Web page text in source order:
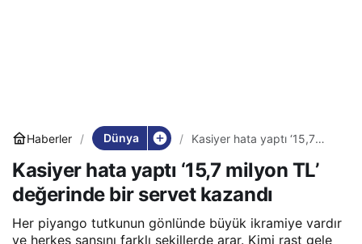
Haberler Dünya
Kasiyer hata yaptı ‘15,7
servet kazandı
Kasiyer hata yaptı ‘15,7 milyon TL’
değerinde bir servet kazandı
Her piyango tutkunun gönlünde büyük ikramiye vardır
ve herkes şansını farklı şekillerde arar. Kimi rast gele